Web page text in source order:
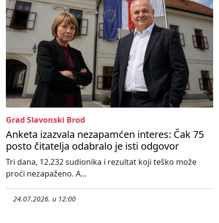
Grad Slavonski Brod
Anketa izazvala nezapamćen interes: Čak 75
posto čitatelja odabralo je isti odgovor
Tri dana, 12.232 sudionika i rezultat koji teško može
proći nezapaženo. A...
24.07.2026. u 12:00